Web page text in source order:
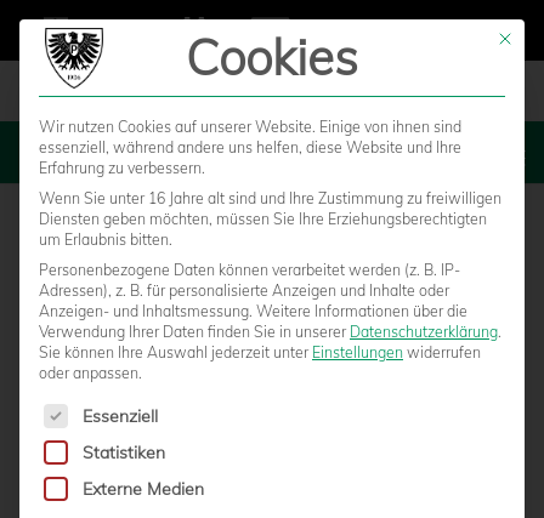
MENU
MÜNSTERANER UNTERNEHMEN
Mit
Cookies
Wir nutzen Cookies auf unserer Website. Einige von ihnen sind
essenziell, während andere uns helfen, diese Website und Ihre
Erfahrung zu verbessern.
Wenn Sie unter 16 Jahre alt sind und Ihre Zustimmung zu freiwilligen
Diensten geben möchten, müssen Sie Ihre Erziehungsberechtigten
um Erlaubnis bitten.
Personenbezogene Daten können verarbeitet werden (z. B. IP-
Adressen), z. B. für personalisierte Anzeigen und Inhalte oder
Anzeigen- und Inhaltsmessung. Weitere Informationen über die
Verwendung Ihrer Daten finden Sie in unserer Datenschutzerklärung.
Sie können Ihre Auswahl jederzeit unter Einstellungen widerrufen
oder anpassen.
Es folgt eine Liste der Service-Gruppen, für die eine
Essenziell
Statistiken
Externe Medien